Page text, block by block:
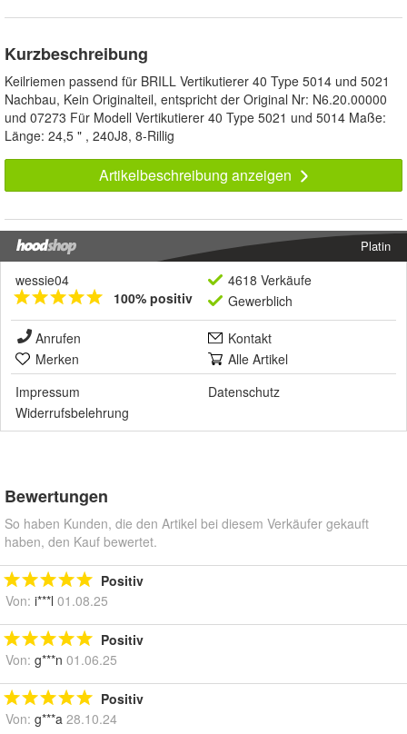
Kurzbeschreibung
Keilriemen passend für BRILL Vertikutierer 40 Type 5014 und 5021
Nachbau, Kein Originalteil, entspricht der Original Nr: N6.20.00000
und 07273 Für Modell Vertikutierer 40 Type 5021 und 5014 Maße:
Länge: 24,5 " , 240J8, 8-Rillig
Artikelbeschreibung anzeigen
Platin
wessie04
100% positiv
4618 Verkäufe
Gewerblich
Anrufen
Kontakt
Merken
Alle Artikel
Impressum
Datenschutz
Widerrufsbelehrung
Bewertungen
So haben Kunden, die den Artikel bei diesem Verkäufer gekauft
haben, den Kauf bewertet.
Positiv
Von: i***l 01.08.25
Positiv
Von: g***n 01.06.25
Positiv
Von: g***a 28.10.24